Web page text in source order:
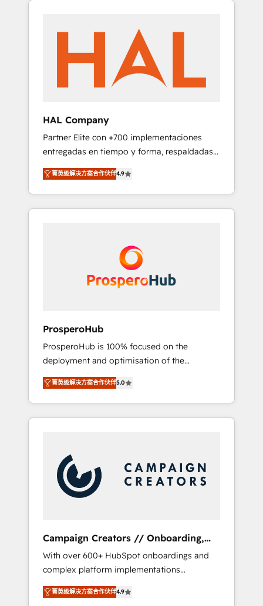
implementation, web design, sales &
marketing automation, and digital marketing.
With extensive experience working with tech
companies and manufacturers since 2002,
we are committed to empowering our clients
implementation and seamless integration of
the CRM platform into your digital
ecosystem. Would you like support in
deploying your inbound marketing strategy?
We'll provide support tailored to your needs
and sales objectives. With 125+ certifications,
we are part of the most certified Canadian
coast), our services are offered in both
HAL Company
Partner Elite con +700 implementaciones
entregadas en tiempo y forma, respaldadas
por 6 acreditaciones de HubSpot y un
equipo de 6 Certified Trainers avalados por
HubSpot Academy. Acompañamos a las
empresas en cada etapa de su crecimiento
Nos caracterizamos por combinar excelencia
técnica con una mirada estratégica a largo
菁英级解决方案合作伙伴4.9
ProsperoHub
ProsperoHub is 100% focused on the
deployment and optimisation of the
HubSpot CRM platform. Our highly
experienced team of solutions experts will
ensure that you achieve maximum adoption
and ROI from your HubSpot investment. Use
your team on their HubSpot journey, design
and implement your processes and skilfully
bring your revenue infrastructure to life. Our
collaborative approach keeps you in control
supported over 500 organisations with
HubSpot implementation, optimisation,
training, and adoption assurance. Our tried
and tested Roadmap methodology will
ensure that you receive the best deployment
菁英级解决方案合作伙伴5.0
Campaign Creators // Onboarding,
CRM Migration
With over 600+ HubSpot onboardings and
complex platform implementations
delivered, CC is the go-to Elite Solutions
Partner for businesses ready to migrate,
菁英级解决方案合作伙伴4.9